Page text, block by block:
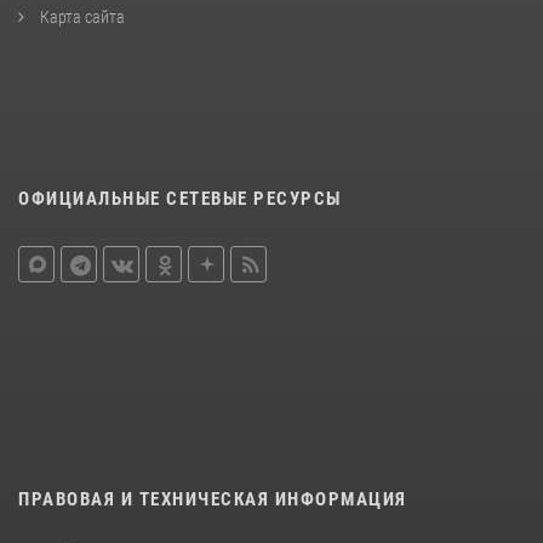
Карта сайта
ОФИЦИАЛЬНЫЕ СЕТЕВЫЕ РЕСУРСЫ
ПРАВОВАЯ И ТЕХНИЧЕСКАЯ ИНФОРМАЦИЯ